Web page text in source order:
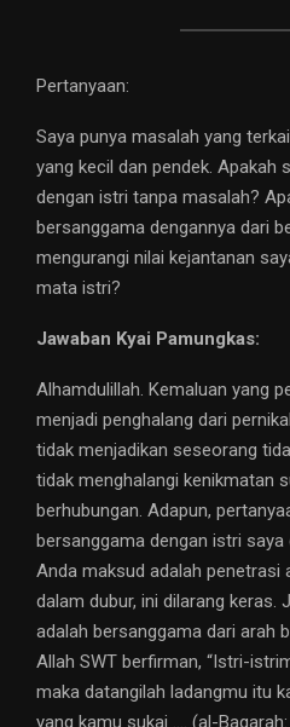
Pertanyaan:
Saya punya masalah yang
yang kecil dan pendek. Apakah
dengan istri tanpa masalah?
bersanggama dengannya dari
mengurangi nilai kejantanan
mata istri?
Jawaban Kyai Pamungkas:
Alhamdulillah. Kemaluan yang
menjadi penghalang dari
tidak menjadikan seseorang
tidak menghalangi kenikmatan
berhubungan. Adapun,
bersanggama dengan istri saya
Anda maksud adalah penetrasi
dalam dubur, ini dilarang keras.
adalah bersanggama dari arah
Allah SWT berfirman, “Istri-
maka datangilah ladangmu itu
yang kamu sukai …. (al-